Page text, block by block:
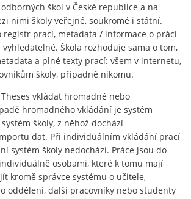
škol v České republice a na
nimi školy veřejné, soukromé i státní.
registr prací, metadata / informace o práci
Škola rozhoduje sama o tom,
a plné texty prací: všem v internetu,
školy, případně nikomu.
vkládat hromadně nebo
hromadného vkládání je systém
školy, z něhož dochází
dat. Při individuálním vkládání prací
systém školy nedochází. Práce jsou do
osobami, které k tomu mají
kromě správce systému o učitele,
oddělení, další pracovníky nebo studenty